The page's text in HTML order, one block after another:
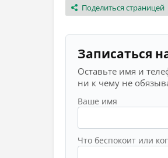
Поделиться страницей
Записаться
Оставьте имя и
ни к чему не
Ваше имя
Что беспокоит или